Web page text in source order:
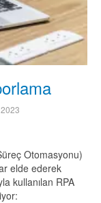
Otomasyonu)
elde ederek
kullanılan RPA